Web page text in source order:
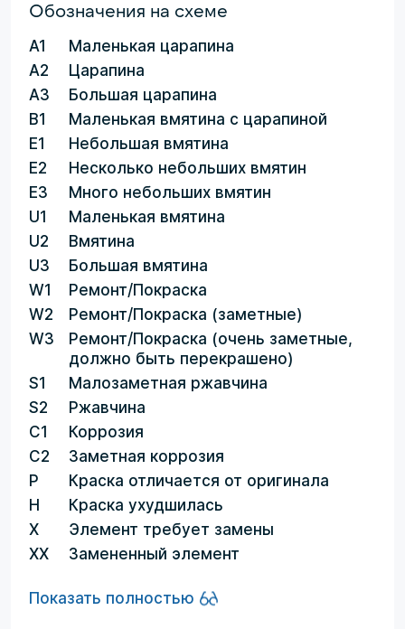
Обозначения на схеме
A1
Маленькая царапина
A2
Царапина
A3
Большая царапина
B1
Маленькая вмятина с царапиной
E1
Небольшая вмятина
E2
Несколько небольших вмятин
E3
Много небольших вмятин
U1
Маленькая вмятина
U2
Вмятина
U3
Большая вмятина
W1
Ремонт/Покраска
W2
Ремонт/Покраска (заметные)
W3
Ремонт/Покраска (очень заметные,
должно быть перекрашено)
S1
Малозаметная ржавчина
S2
Ржавчина
C1
Коррозия
C2
Заметная коррозия
P
Краска отличается от оригинала
H
Краска ухудшилась
X
Элемент требует замены
XX
Замененный элемент
Показать полностью